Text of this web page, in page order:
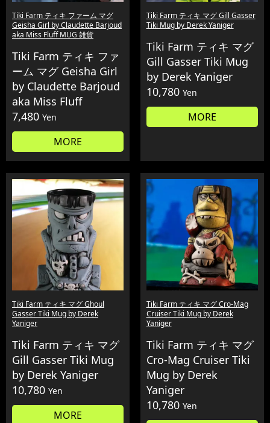
Tiki Farm ティキ ファーム マグ
Geisha Girl by Claudette Barjoud
aka Miss Fluff MUG 雑貨
Tiki Farm ティキ ファ
ーム マグ Geisha Girl
by Claudette Barjoud
aka Miss Fluff
7,480 Yen
MORE
Tiki Farm ティキ マグ Gill Gasser
Tiki Mug by Derek Yaniger
Tiki Farm ティキ マグ
Gill Gasser Tiki Mug
by Derek Yaniger
10,780 Yen
MORE
Tiki Farm ティキ マグ Ghoul
Gasser Tiki Mug by Derek
Yaniger
Tiki Farm ティキ マグ
Gill Gasser Tiki Mug
by Derek Yaniger
10,780 Yen
MORE
Tiki Farm ティキ マグ Cro-Mag
Cruiser Tiki Mug by Derek
Yaniger
Tiki Farm ティキ マグ
Cro-Mag Cruiser Tiki
Mug by Derek
Yaniger
10,780 Yen